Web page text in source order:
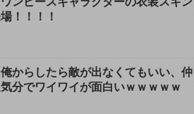
！！！！
俺からしたら敵が出なくてもいい、仲
分でワイワイが面白いｗｗｗｗｗ